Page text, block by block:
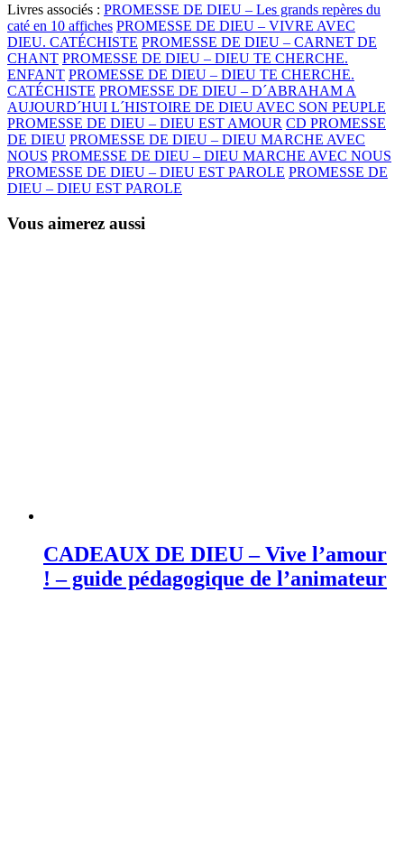
Livres associés : PROMESSE DE DIEU – Les grands repères du
caté en 10 affiches PROMESSE DE DIEU – VIVRE AVEC
DIEU. CATÉCHISTE PROMESSE DE DIEU – CARNET DE
CHANT PROMESSE DE DIEU – DIEU TE CHERCHE.
ENFANT PROMESSE DE DIEU – DIEU TE CHERCHE.
CATÉCHISTE PROMESSE DE DIEU – D´ABRAHAM A
AUJOURD´HUI L´HISTOIRE DE DIEU AVEC SON PEUPLE
PROMESSE DE DIEU – DIEU EST AMOUR CD PROMESSE
DE DIEU PROMESSE DE DIEU – DIEU MARCHE AVEC
NOUS PROMESSE DE DIEU – DIEU MARCHE AVEC NOUS
PROMESSE DE DIEU – DIEU EST PAROLE PROMESSE DE
DIEU – DIEU EST PAROLE
Vous aimerez aussi
CADEAUX DE DIEU – Vive l’amour
! – guide pédagogique de l’animateur